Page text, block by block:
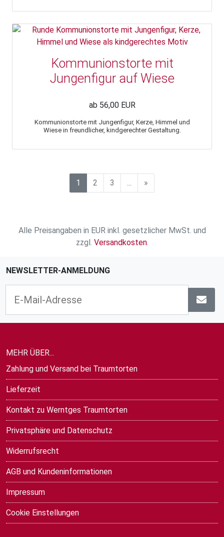
Kommunionstorte mit
Jungenfigur auf Wiese
ab 56,00 EUR
Kommunionstorte mit Jungenfigur, Kerze, Himmel und
Wiese in freundlicher, kindgerechter Gestaltung.
1 2 3 »
Alle Preisangaben in EUR inkl. gesetzlicher MwSt. und
zzgl. Versandkosten.
NEWSLETTER-ANMELDUNG
MEHR ÜBER...
Zahlung und Versand bei Traumtorten
Lieferzeit
Kontakt zu Werntges Traumtorten
Privatsphäre und Datenschutz
Widerrufsrecht
AGB und Kundeninformationen
Impressum
Cookie Einstellungen